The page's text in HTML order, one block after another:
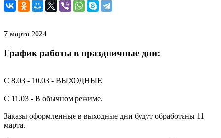
7 марта 2024
График работы в праздничные дни:
С 8.03 - 10.03 - ВЫХОДНЫЕ
С 11.03 - В обычном режиме.
Заказы оформленные в выходные дни будут обработаны 11
марта.